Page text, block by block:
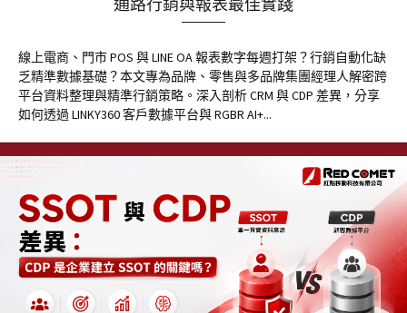
通路行銷與報表最佳實踐
線上電商、門市 POS 與 LINE OA 報表數字每週打架？行銷自動化缺
乏精準數據基礎？本文專為品牌、零售與多品牌集團經理人解密跨
平台資料整理與精準行銷策略。深入剖析 CRM 與 CDP 差異，分享
如何透過 LINKY360 客戶數據平台與 RGBR AI+...